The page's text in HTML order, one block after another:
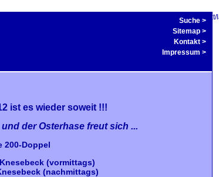
xk2xuz2yk1/www.msc-knesebeck.de/cms/typo3conf/ext/
Suche >
Sitemap >
Kontakt >
Impressum >
ist es wieder soweit !!!
der Osterhase freut sich ...
200-Doppel
(vormittags)
(nachmittags)